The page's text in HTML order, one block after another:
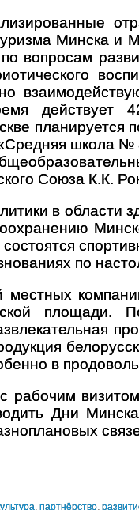
Минска и
вопросам
действует
планируется
школа №
Союза К.К.
в области
по
местных
площади.
в
Дни
партнёрство